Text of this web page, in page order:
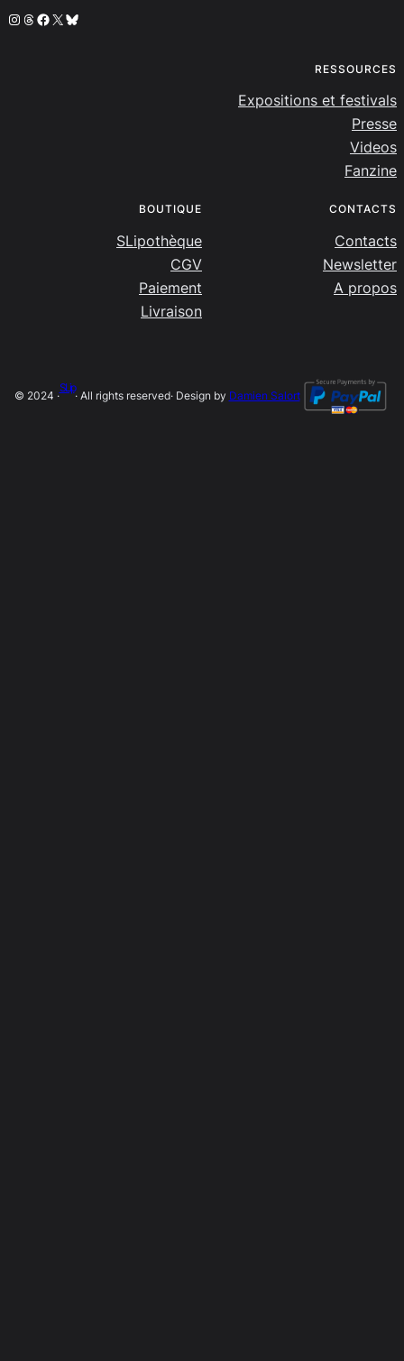
Instagram
Threads
Facebook
X Bluesky
RESSOURCES
Expositions et festivals
Presse
Videos
Fanzine
BOUTIQUE
SLipothèque
CGV
Paiement
Livraison
CONTACTS
Contacts
Newsletter
A propos
© 2024 ·
SLip
· All rights reserved· Design by Damien Salort